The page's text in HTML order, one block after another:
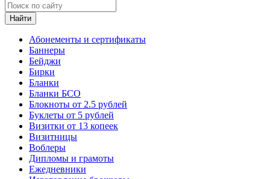
Найти
Абонементы и сертификаты
Баннеры
Бейджи
Бирки
Бланки
Бланки БСО
Блокноты от 2.5 рублей
Буклеты от 5 рублей
Визитки от 13 копеек
Визитницы
Воблеры
Дипломы и грамоты
Ежедневники